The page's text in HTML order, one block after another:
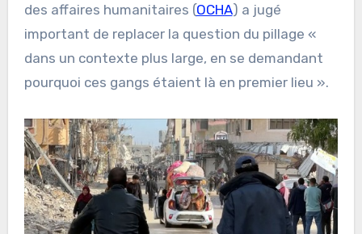
des affaires humanitaires (OCHA) a jugé
important de replacer la question du pillage «
dans un contexte plus large, en se demandant
pourquoi ces gangs étaient là en premier lieu ».